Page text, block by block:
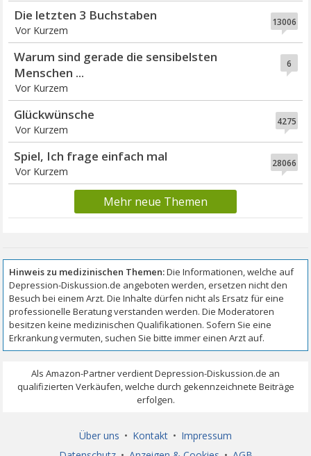
13006
Die letzten 3 Buchstaben
Vor Kurzem
6
Warum sind gerade die sensibelsten
Menschen ...
Vor Kurzem
4275
Glückwünsche
Vor Kurzem
28066
Spiel, Ich frage einfach mal
Vor Kurzem
Mehr neue Themen
Über uns • Kontakt • Impressum